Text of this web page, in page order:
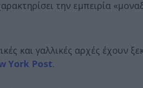
την εμπειρία
και γαλλικές αρχές έχουν
York Post.